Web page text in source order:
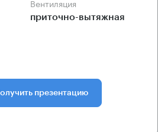
Вентиляция
приточно-вытяжная
презентацию